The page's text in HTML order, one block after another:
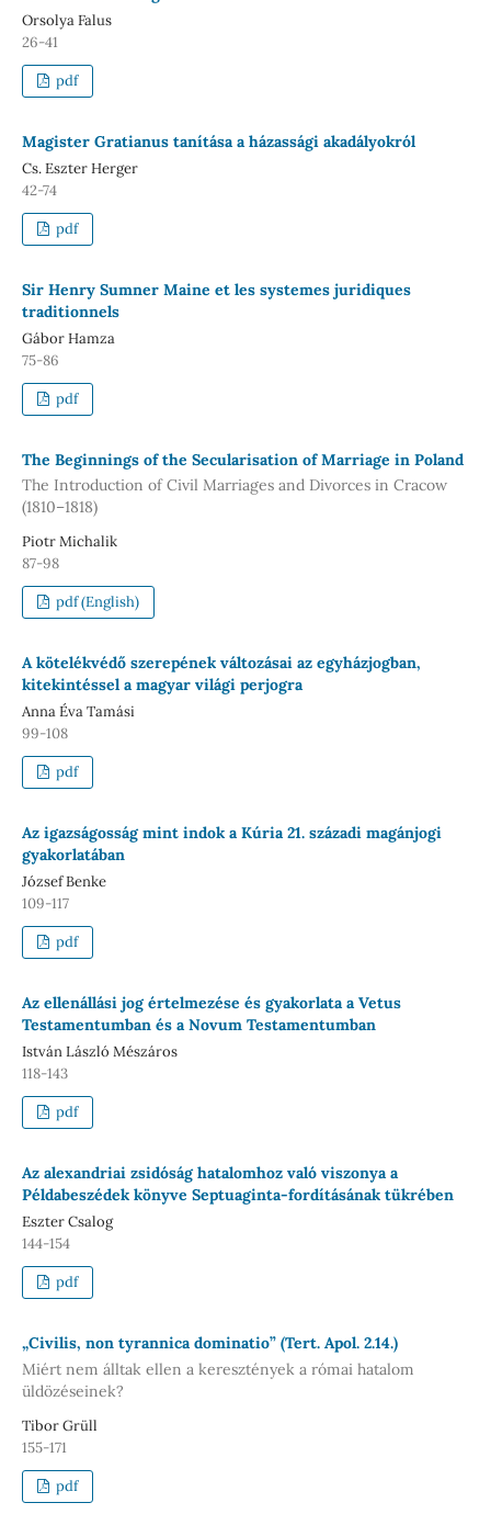
Orsolya Falus
26-41
pdf
Magister Gratianus tanítása a házassági akadályokról
Cs. Eszter Herger
42-74
pdf
Sir Henry Sumner Maine et les systemes juridiques
traditionnels
Gábor Hamza
75-86
pdf
The Beginnings of the Secularisation of Marriage in Poland
The Introduction of Civil Marriages and Divorces in Cracow
(1810–1818)
Piotr Michalik
87-98
pdf (English)
A kötelékvédő szerepének változásai az egyházjogban,
kitekintéssel a magyar világi perjogra
Anna Éva Tamási
99-108
pdf
Az igazságosság mint indok a Kúria 21. századi magánjogi
gyakorlatában
József Benke
109-117
pdf
Az ellenállási jog értelmezése és gyakorlata a Vetus
Testamentumban és a Novum Testamentumban
István László Mészáros
118-143
pdf
Az alexandriai zsidóság hatalomhoz való viszonya a
Példabeszédek könyve Septuaginta-fordításának tükrében
Eszter Csalog
144-154
pdf
„Civilis, non tyrannica dominatio” (Tert. Apol. 2.14.)
Miért nem álltak ellen a keresztények a római hatalom
üldözéseinek?
Tibor Grüll
155-171
pdf